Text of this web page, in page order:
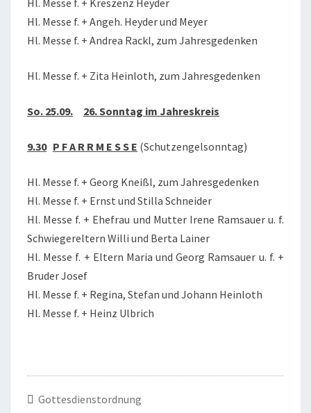
Hl. Messe f. + Kreszenz Heyder
Hl. Messe f. + Angeh. Heyder und Meyer
Hl. Messe f. + Andrea Rackl, zum Jahresgedenken
Hl. Messe f. + Zita Heinloth, zum Jahresgedenken
So. 25.09. 26. Sonntag im Jahreskreis
9.30 P F A R R M E S S E (Schutzengelsonntag)
Hl. Messe f. + Georg Kneißl, zum Jahresgedenken
Hl. Messe f. + Ernst und Stilla Schneider
Hl. Messe f. + Ehefrau und Mutter Irene Ramsauer u. f.
Schwiegereltern Willi und Berta Lainer
Hl. Messe f. + Eltern Maria und Georg Ramsauer u. f. +
Bruder Josef
Hl. Messe f. + Regina, Stefan und Johann Heinloth
Hl. Messe f. + Heinz Ulbrich
Gottesdienstordnung